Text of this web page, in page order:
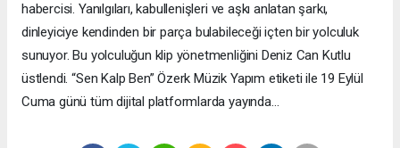
habercisi. Yanılgıları, kabullenişleri ve aşkı anlatan şarkı,
dinleyiciye kendinden bir parça bulabileceği içten bir yolculuk
sunuyor. Bu yolculuğun klip yönetmenliğini Deniz Can Kutlu
üstlendi. “Sen Kalp Ben” Özerk Müzik Yapım etiketi ile 19 Eylül
Cuma günü tüm dijital platformlarda yayında…